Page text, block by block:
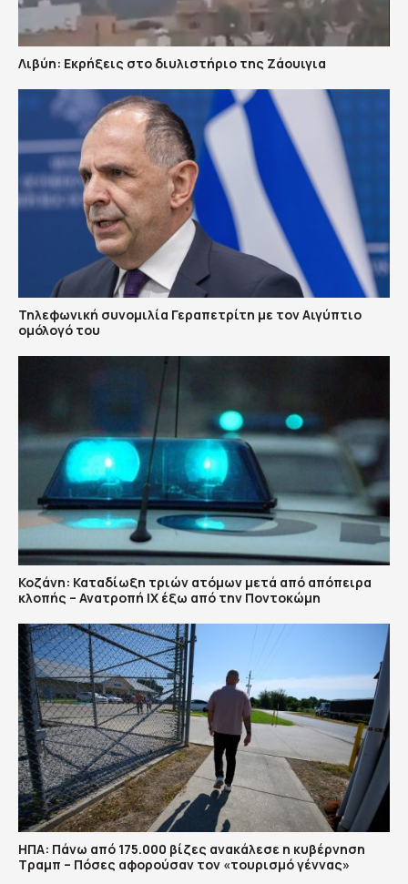
Λιβύη: Εκρήξεις στο διυλιστήριο της Ζάουιγια
Τηλεφωνική συνομιλία Γεραπετρίτη με τον Αιγύπτιο
ομόλογό του
Κοζάνη: Καταδίωξη τριών ατόμων μετά από απόπειρα
κλοπής – Ανατροπή ΙΧ έξω από την Ποντοκώμη
ΗΠΑ: Πάνω από 175.000 βίζες ανακάλεσε η κυβέρνηση
Τραμπ – Πόσες αφορούσαν τον «τουρισμό γέννας»